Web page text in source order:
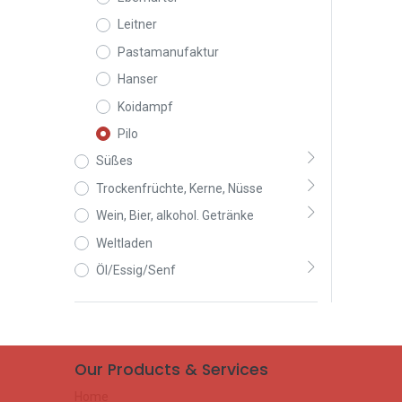
Leitner
Pastamanufaktur
Hanser
Koidampf
Pilo
Süßes
Trockenfrüchte, Kerne, Nüsse
Wein, Bier, alkohol. Getränke
Weltladen
Öl/Essig/Senf
Our Products & Services